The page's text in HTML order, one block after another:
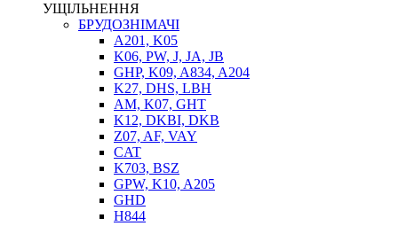
ВТУЛКИ
УЩІЛЬНЕННЯ
БРУДОЗНІМАЧІ
A201, K05
K06, PW, J, JA, JB
GHP, K09, A834, A204
K27, DHS, LBH
AM, K07, GHT
K12, DKBI, DKB
Z07, AF, VAY
CAT
K703, BSZ
GPW, K10, A205
GHD
H844